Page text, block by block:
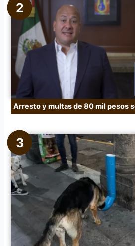
Arresto y multas de 80 mil pesos